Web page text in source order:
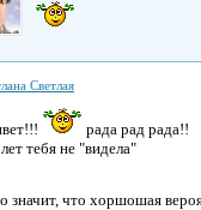
Светлая
рада рад рада!!
тебя не "видела"
значит, что хоршошая